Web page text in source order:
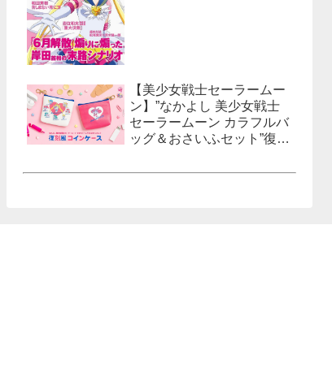
【美少女戦士セーラームー
ン】”なかよし 美少女戦士
セーラームーン カラフルバ
ッグ＆おさいふセット”復刻
定！